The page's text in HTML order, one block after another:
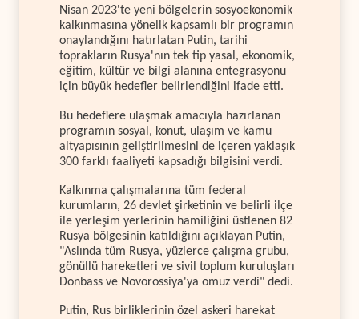
Nisan 2023'te yeni bölgelerin sosyoekonomik
kalkınmasına yönelik kapsamlı bir programın
onaylandığını hatırlatan Putin, tarihi
toprakların Rusya'nın tek tip yasal, ekonomik,
eğitim, kültür ve bilgi alanına entegrasyonu
için büyük hedefler belirlendiğini ifade etti.
Bu hedeflere ulaşmak amacıyla hazırlanan
programın sosyal, konut, ulaşım ve kamu
altyapısının geliştirilmesini de içeren yaklaşık
300 farklı faaliyeti kapsadığı bilgisini verdi.
Kalkınma çalışmalarına tüm federal
kurumların, 26 devlet şirketinin ve belirli ilçe
ile yerleşim yerlerinin hamiliğini üstlenen 82
Rusya bölgesinin katıldığını açıklayan Putin,
"Aslında tüm Rusya, yüzlerce çalışma grubu,
gönüllü hareketleri ve sivil toplum kuruluşları
Donbass ve Novorossiya'ya omuz verdi" dedi.
Putin, Rus birliklerinin özel askeri harekat